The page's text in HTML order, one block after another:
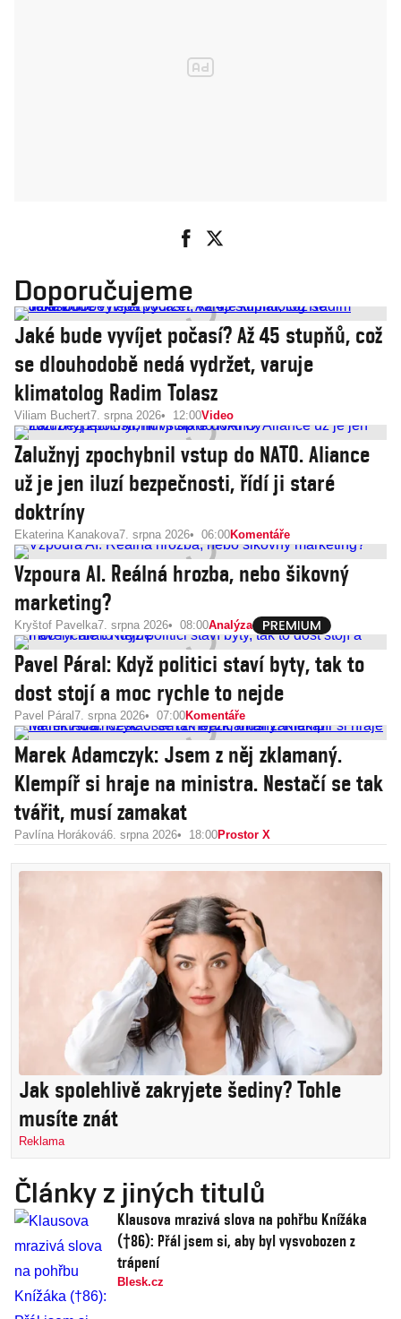
Doporučujeme
Jaké bude vyvíjet počasí? Až 45 stupňů, což
se dlouhodobě nedá vydržet, varuje
klimatolog Radim Tolasz
Viliam Buchert7. srpna 2026 12:00Video
Zalužnyj zpochybnil vstup do NATO. Aliance
už je jen iluzí bezpečnosti, řídí ji staré
doktríny
Ekaterina Kanakova7. srpna 2026 06:00Komentáře
Vzpoura AI. Reálná hrozba, nebo šikovný
marketing?
Kryštof Pavelka7. srpna 2026 08:00Analýza
Pavel Páral: Když politici staví byty, tak to
dost stojí a moc rychle to nejde
Pavel Páral 7. srpna 2026 07:00Komentáře
Marek Adamczyk: Jsem z něj zklamaný.
Klempíř si hraje na ministra. Nestačí se tak
tvářit, musí zamakat
Pavlína Horáková6. srpna 2026 18:00Prostor X
Jak spolehlivě zakryjete šediny? Tohle
musíte znát
Reklama
Články z jiných titulů
Klausova mrazivá slova na pohřbu Knížáka
(†86): Přál jsem si, aby byl vysvobozen z
trápení
Blesk.cz